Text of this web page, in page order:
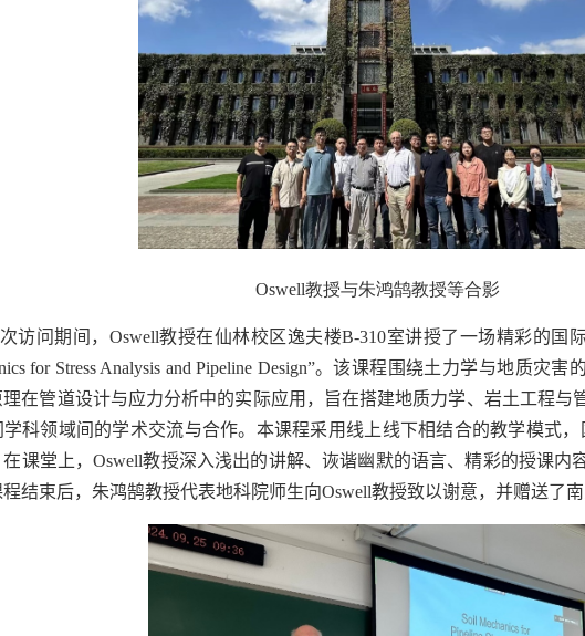
Oswell教授与朱鸿鹄教授等合影
访问期间， Oswell教授在仙林校区逸夫楼B-310室讲授了一场精彩的国
for Stress Analysis and Pipeline Design”。该课程围绕土力学与地质灾害
在管道设计与应力分析中的实际应用，旨在搭建地质力学、岩土工程与
学科领域间的学术交流与合作。本课程采用线上线下相结合的教学模式，
课堂上，Oswell教授深入浅出的讲解、诙谐幽默的语言、精彩的授课内
结束后，朱鸿鹄教授代表地科院师生向Oswell教授致以谢意，并赠送了南